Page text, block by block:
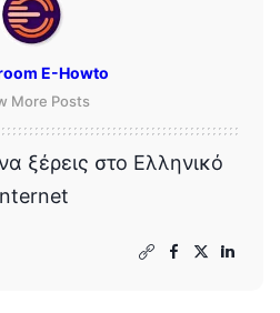
E-Howto
More Posts
ξέρεις στο Ελληνικό